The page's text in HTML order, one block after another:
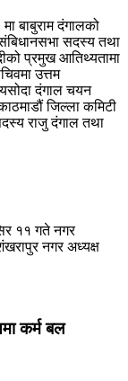
बाबुराम दंगालको
सदस्य तथा
प्रमुख आतिथ्यतामा
उत्तम
यसोदा दंगाल चयन
जिल्ला कमिटी
राजु दंगाल तथा
११ गते नगर
नगर अध्यक्ष
कर्म बल